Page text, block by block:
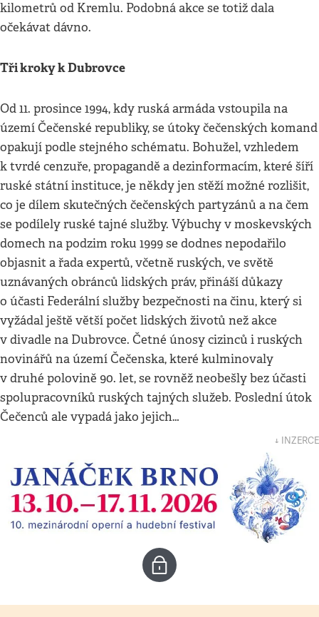
kilometrů od Kremlu. Podobná akce se totiž dala
očekávat dávno.
Tři kroky k Dubrovce
Od 11. prosince 1994, kdy ruská armáda vstoupila na
území Čečenské republiky, se útoky čečenských komand
opakují podle stejného schématu. Bohužel, vzhledem
k tvrdé cenzuře, propagandě a dezinformacím, které šíří
ruské státní instituce, je někdy jen stěží možné rozlišit,
co je dílem skutečných čečenských partyzánů a na čem
se podílely ruské tajné služby. Výbuchy v moskevských
domech na podzim roku 1999 se dodnes nepodařilo
objasnit a řada expertů, včetně ruských, ve světě
uznávaných obránců lidských práv, přináší důkazy
o účasti Federální služby bezpečnosti na činu, který si
vyžádal ještě větší počet lidských životů než akce
v divadle na Dubrovce. Četné únosy cizinců i ruských
novinářů na území Čečenska, které kulminovaly
v druhé polovině 90. let, se rovněž neobešly bez účasti
spolupracovníků ruských tajných služeb. Poslední útok
Čečenců ale vypadá jako jejich…
↓ INZERCE